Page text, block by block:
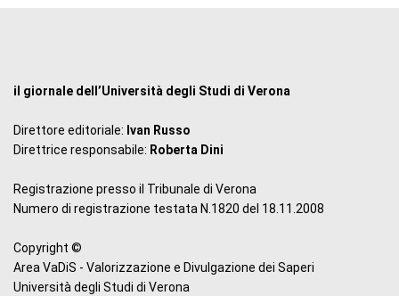
il giornale dell’Università degli Studi di Verona
Direttore editoriale: Ivan Russo
Direttrice responsabile: Roberta Dini
Registrazione presso il Tribunale di Verona
Numero di registrazione testata N.1820 del 18.11.2008
Copyright ©
Area VaDiS - Valorizzazione e Divulgazione dei Saperi
Università degli Studi di Verona